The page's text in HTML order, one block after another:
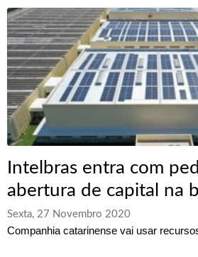
Intelbras entra com
abertura de capital na
Sexta, 27 Novembro 2020
Companhia catarinense vai usar